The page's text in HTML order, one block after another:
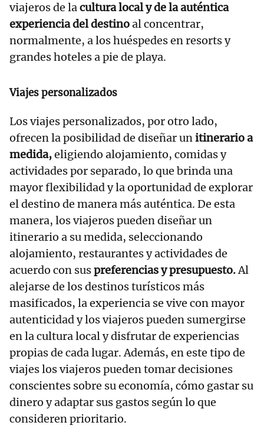
viajeros de lacultura local y de la auténtica
experiencia del destinoal concentrar,
normalmente, a los huéspedes en resorts y
grandes hoteles a pie de playa.
Viajes personalizados
Los viajes personalizados, por otro lado,
ofrecen la posibilidad de diseñar unitinerario a
medida,eligiendo alojamiento, comidas y
actividades por separado, lo que brinda una
mayor flexibilidad y la oportunidad de explorar
el destino de manera más auténtica. De esta
manera, los viajeros pueden diseñar un
itinerario a su medida, seleccionando
alojamiento, restaurantes y actividades de
acuerdo con suspreferencias y presupuesto.Al
alejarse de los destinos turísticos más
masificados, la experiencia se vive con mayor
autenticidad y los viajeros pueden sumergirse
en la cultura local y disfrutar de experiencias
propias de cada lugar. Además, en este tipo de
viajes los viajeros pueden tomar decisiones
conscientes sobre su economía, cómo gastar su
dinero y adaptar sus gastos según lo que
consideren prioritario.